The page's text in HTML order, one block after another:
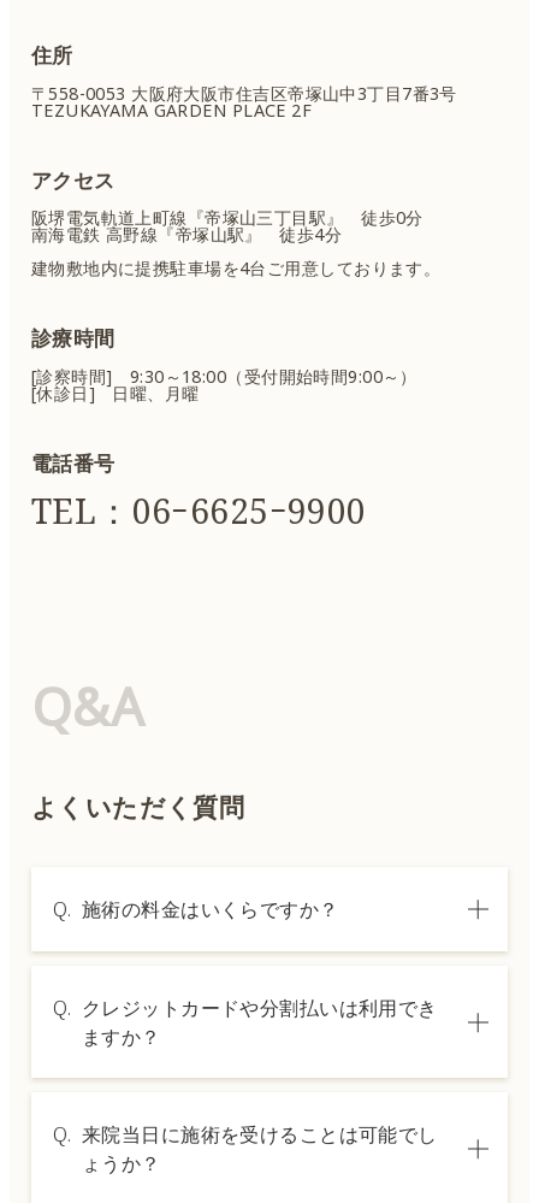
住所
〒558-0053 大阪府大阪市住吉区帝塚山中3丁目7番3号
TEZUKAYAMA GARDEN PLACE 2F
アクセス
阪堺電気軌道上町線『帝塚山三丁目駅』 徒歩0分
南海電鉄 高野線『帝塚山駅』 徒歩4分
建物敷地内に提携駐車場を4台ご用意しております。
診療時間
[診察時間] 9:30～18:00（受付開始時間9:00～）
[休診日] 日曜、月曜
電話番号
TEL：06ｰ6625ｰ9900
Q&A
よくいただく質問
Q. 施術の料金はいくらですか？
は料金表ページをご確認いただくか、カウン
セリングでご案内いたします。
Q. クレジットカードや分割払いは利用でき
ますか？
した分割払いも可能です。詳細は受付スタッ
フにお問い合わせください。
Q. 来院当日に施術を受けることは可能でし
ょうか？